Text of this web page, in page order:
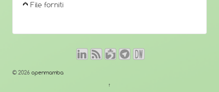
File forniti
© 2026 openmamba
↑